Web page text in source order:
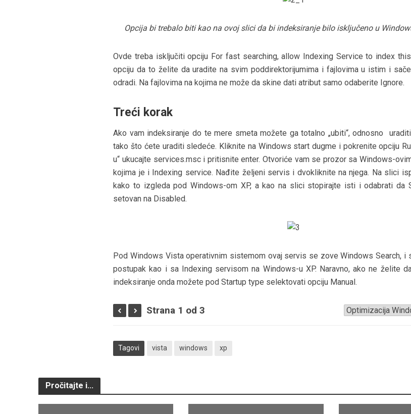
Opcija bi trebalo biti kao na ovoj slici da bi indeksiranje bilo isključeno u
Ovde treba isključiti opciju For fast searching, allow Indexing Service to index
opciju da to želite da uradite na svim poddirektorijumima i fajlovima u istim i
odradi. Na fajlovima na kojima ne može da skine dati atribut samo odaberite Ignore.
Treći korak
Ako vam indeksiranje do te mere smeta možete ga totalno „ubiti“, odnosno
tako što ćete uraditi sledeće. Kliknite na Windows start dugme i pokrenite opciju
u“ ukucajte services.msc i pritisnite enter. Otvoriće vam se prozor sa Windows-
kojima je i Indexing service. Nađite željeni servis i dvokliknite na njega. Na slici
kako to izgleda pod Windows-om XP, a kao na slici stopirajte isti i odabrati da
setovan na Disabled.
Pod Windows Vista operativnim sistemom ovaj servis se zove Windows Search, i
postupak kao i sa Indexing servisom na Windows-u XP. Naravno, ako ne želite
indeksiranje onda možete pod Startup type selektovati opciju Manual.
Strana 1 od 3
Tagovi vista windows xp
Pročitajte i...